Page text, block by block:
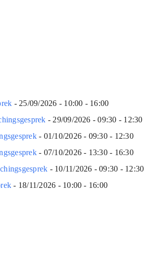
- 25/09/2026 - 10:00 - 16:00
- 29/09/2026 - 09:30 - 12:30
- 01/10/2026 - 09:30 - 12:30
- 07/10/2026 - 13:30 - 16:30
- 10/11/2026 - 09:30 - 12:30
- 18/11/2026 - 10:00 - 16:00